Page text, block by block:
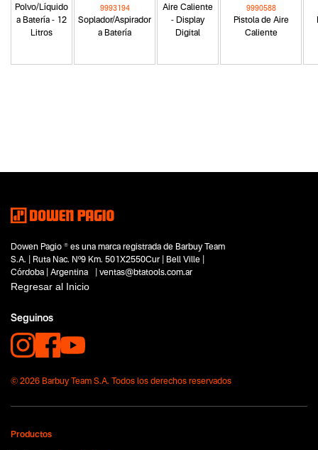
Polvo/Líquido
a Batería - 12
Litros
Soplador/Aspirador
a Batería
9993194
Aire Caliente
- Display
Digital
Pistola de Aire
Caliente
9990588
Segmentos - pendiente
Limpieza
Capacidad
No items found.
Funcion o uso
No items found.
Tecnologia
No items found.
Dowen Pagio ® es una marca registrada de Barbuy Team
S.A. | Ruta Nac. Nº9 Km. 501X2550Cur | Bell Ville |
Córdoba | Argentina | ventas@btatools.com.ar
Regresar al Inicio
Seguinos
© 2026 Barbuy Team S.A. Todos los derechos reservados
Productos